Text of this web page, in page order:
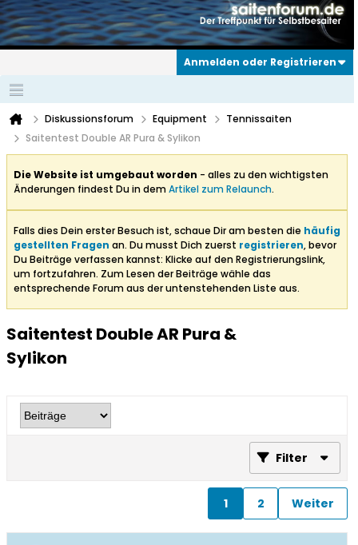
Anmelden oder Registrieren
Diskussionsforum Equipment
Tennissaiten
Saitentest Double AR Pura & Sylikon
Die Website ist umgebaut worden - alles zu den wichtigsten
Änderungen findest Du in demArtikel zum Relaunch.
Falls dies Dein erster Besuch ist, schaue Dir am besten die häufig
gestellten Fragen an. Du musst Dich zuerst registrieren, bevor
Du Beiträge verfassen kannst: Klicke auf den Registrierungslink,
um fortzufahren. Zum Lesen der Beiträge wähle das
entsprechende Forum aus der untenstehenden Liste aus.
Saitentest Double AR Pura &
Sylikon
Filter
1 2 Weiter